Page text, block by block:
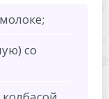
со